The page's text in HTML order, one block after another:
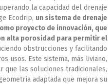
la capacidad del drenaje
Ecodrip, un sistema de drenaje
proyecto de innovación, que
alta porosidad para permitir el
obstrucciones y facilitando
usos. Este sistema, más liviano,
que las soluciones tradicionales,
adaptada que mejora su